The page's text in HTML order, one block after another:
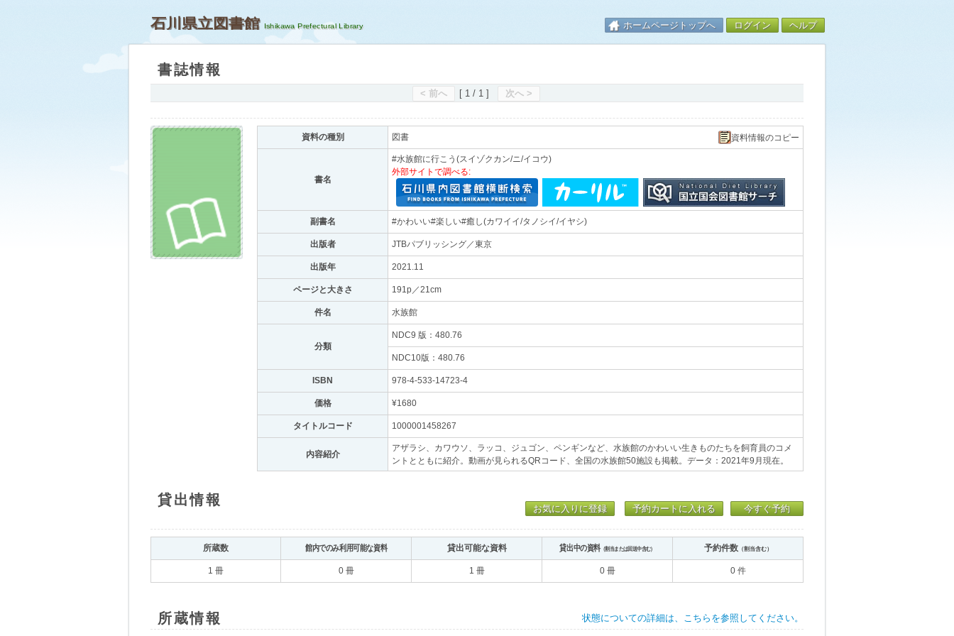
石川県立図書館 ホームページトップへ ログイン ヘルプ
書誌情報
< 前へ [ 1 / 1 ] 次へ >
資料の種別 図書 資料情報のコピー
書名
#水族館に行こう(スイゾクカン/ニ/イコウ)
外部サイトで調べる:
副書名 #かわいい#楽しい#癒し(カワイイ/タノシイ/イヤシ)
出版者 JTBパブリッシング／東京
出版年 2021.11
ページと大きさ 191p／21cm
件名 水族館
分類
NDC9 版：480.76
NDC10版：480.76
ISBN 978-4-533-14723-4
価格 ¥1680
タイトルコード 1000001458267
内容紹介
アザラシ、カワウソ、ラッコ、ジュゴン、ペンギンなど、水族館のかわいい生きものたちを飼育員のコメ
ントとともに紹介。動画が見られるQRコード、全国の水族館50施設も掲載。データ：2021年9月現在。
貸出情報
お気に入りに登録 予約カートに入れる 今すぐ予約
所蔵数 館内でのみ利用可能な資料 貸出可能な資料 貸出中の資料（割当または回送中含む） 予約件数（割当含む）
1 冊 0 冊 1 冊 0 冊 0 件
所蔵情報 状態についての詳細は、こちらを参照してください。